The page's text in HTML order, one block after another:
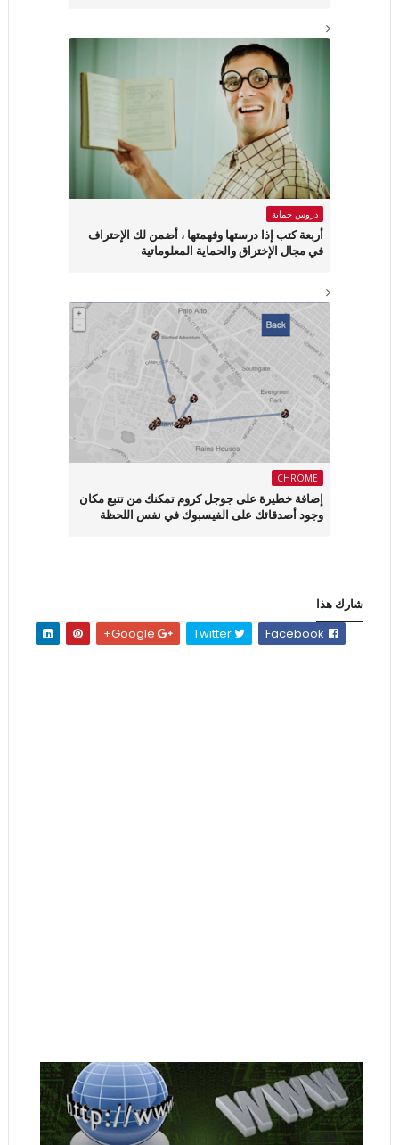
دروس حماية
أربعة كتب إذا درستها وفهمتها ، أضمن لك الإحتراف
في مجال الإختراق والحماية المعلوماتية
CHROME
إضافة خطيرة على جوجل كروم تمكنك من تتبع مكان
وجود أصدقائك على الفيسبوك في نفس اللحظة
شارك هذا
Twitter